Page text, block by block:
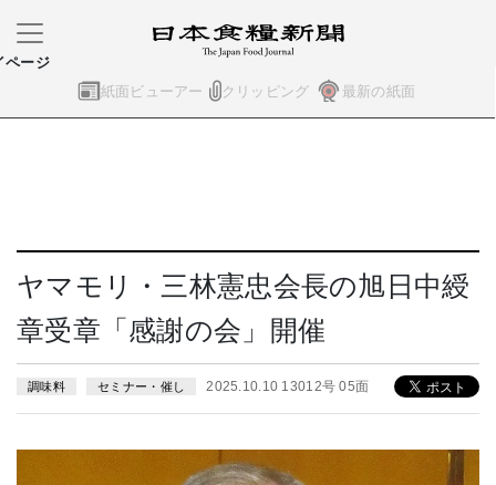
紙面ビューアー クリッピング 最新の紙面
ページ
ヤマモリ・三林憲忠会長の旭日中綬
章受章「感謝の会」開催
調味料 セミナー・催し 2025.10.10 13012号 05面